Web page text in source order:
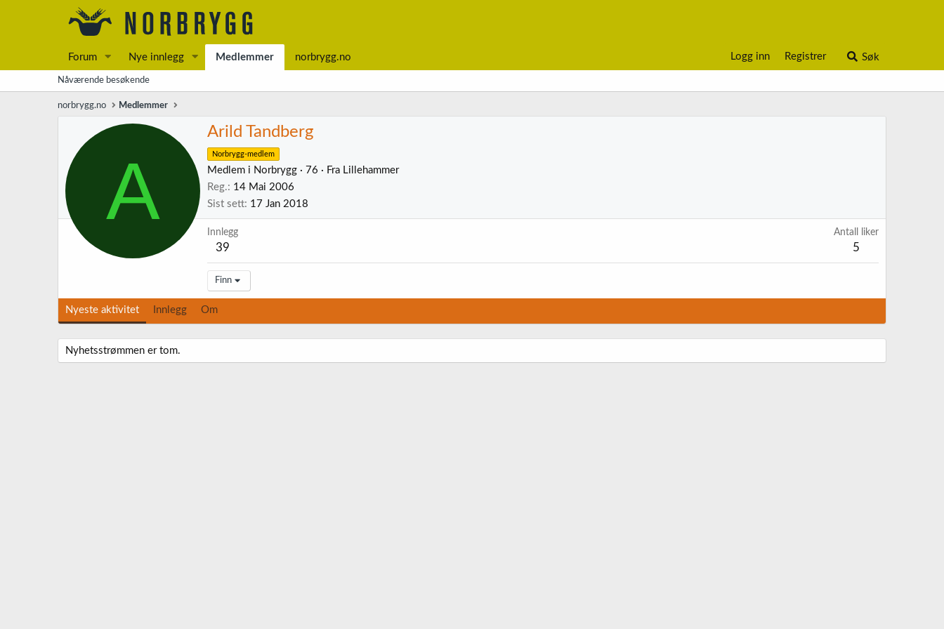
Forum Nye innlegg Medlemmer norbrygg.no Logg inn Registrer Søk
Nåværende besøkende
norbrygg.no Medlemmer
A
Arild Tandberg
Norbrygg-medlem
Medlem i Norbrygg · 76 · Fra Lillehammer
Reg.
14 Mai 2006
Sist sett 17 Jan 2018
Innlegg
39
Antall liker
5
Finn
Nyeste aktivitet Innlegg Om
Nyhetsstrømmen er tom.